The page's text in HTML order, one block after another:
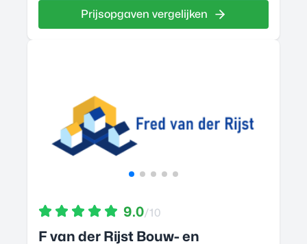
Prijsopgaven vergelijken
9.0/10
F van der Rijst Bouw- en